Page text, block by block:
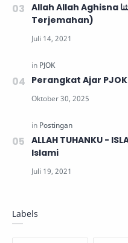
Allah Allah Aghisna الله الله أغثنا || (Lirik Dan
Terjemahan)
Perangkat Ajar
ALLAH TUHANKU -
Islami
Labels